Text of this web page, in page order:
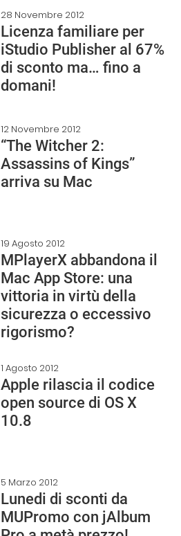
28 Novembre 2012
Licenza familiare per
iStudio Publisher al 67%
di sconto ma… fino a
domani!
12 Novembre 2012
“The Witcher 2:
Assassins of Kings”
arriva su Mac
19 Agosto 2012
MPlayerX abbandona il
Mac App Store: una
vittoria in virtù della
sicurezza o eccessivo
rigorismo?
1 Agosto 2012
Apple rilascia il codice
open source di OS X
10.8
5 Marzo 2012
Lunedi di sconti da
MUPromo con jAlbum